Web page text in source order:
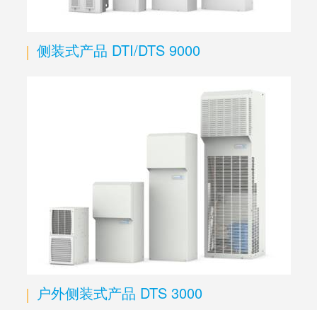
侧装式产品 DTI/DTS 9000
户外侧装式产品 DTS 3000